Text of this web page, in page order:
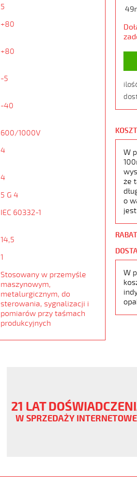
5
+80
+80
-5
-40
600/1000V
4
4
5 G 4
IEC 60332-1
14,5
1
Stosowany w przemyśle
maszynowym,
metalurgicznym, do
sterowania, sygnalizacji i
pomiarów przy taśmach
produkcyjnych
W
że
o
W
21 LAT
W SPRZEDAŻY